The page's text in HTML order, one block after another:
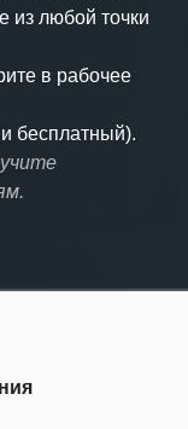
из любой точки
в рабочее
бесплатный).